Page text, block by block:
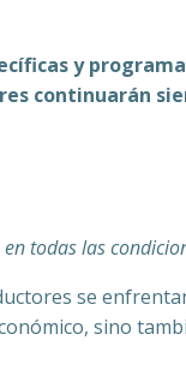
y
continuarán
todas las
se
sino